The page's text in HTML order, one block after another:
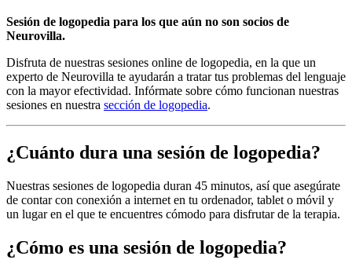
Sesión de logopedia para los que aún no son socios de
Neurovilla.
Disfruta de nuestras sesiones online de logopedia, en la que un
experto de Neurovilla te ayudarán a tratar tus problemas del lenguaje
con la mayor efectividad. Infórmate sobre cómo funcionan nuestras
sesiones en nuestra sección de logopedia.
¿Cuánto dura una sesión de logopedia?
Nuestras sesiones de logopedia duran 45 minutos, así que asegúrate
de contar con conexión a internet en tu ordenador, tablet o móvil y
un lugar en el que te encuentres cómodo para disfrutar de la terapia.
¿Cómo es una sesión de logopedia?